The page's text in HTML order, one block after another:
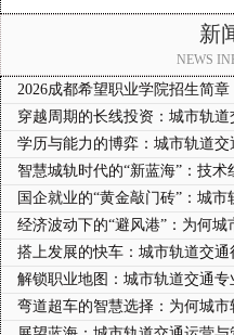
新
NEWS
2026成都希望职业学院招生简章
穿越周期的长线投资：城市轨
来十年展望
学历与能力的博弈：城市轨道
破“学历内卷”
智慧城轨时代的“新蓝海”：技
专业的就业前景
国企就业的“黄金敲门砖”：城
的体制内优势
经济波动下的“避风港”：为何
业是就业优选
搭上发展的快车：城市轨道交
解锁职业地图：城市轨道交通
弯道超车的智慧选择：为何城